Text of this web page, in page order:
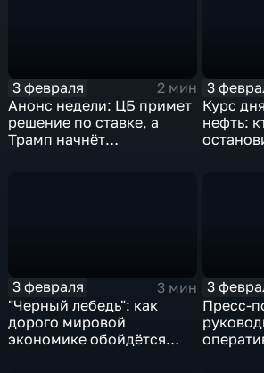
3 февраля
2 мин
Анонс недели: ЦБ примет
решение по ставке, а
Трамп начнёт
3
Курс
нефть:
3 февраля
3 мин
"Черный лебедь": как
дорого мировой
экономике обойдётся
3
Пресс-